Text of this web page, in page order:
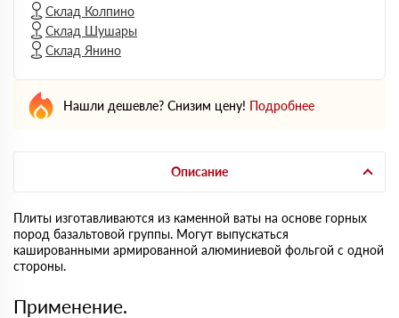
Склад Колпино
Склад Шушары
Склад Янино
Нашли дешевле? Снизим цену! Подробнее
Описание
Плиты изготавливаются из каменной ваты на основе горных
пород базальтовой группы. Могут выпускаться
кашированными армированной алюминиевой фольгой с одной
стороны.
Применение.